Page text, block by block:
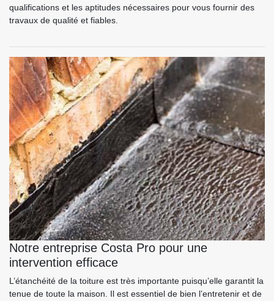
qualifications et les aptitudes nécessaires pour vous fournir des
travaux de qualité et fiables.
Notre entreprise Costa Pro pour une
intervention efficace
L’étanchéité de la toiture est très importante puisqu’elle garantit la
tenue de toute la maison. Il est essentiel de bien l’entretenir et de